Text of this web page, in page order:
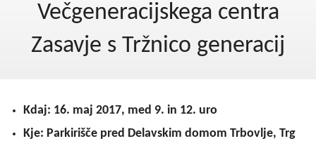
Večgeneracijskega centra
Zasavje s Tržnico generacij
Kdaj: 16. maj 2017, med 9. in 12. uro
Kje: Parkirišče pred Delavskim domom Trbovlje, Trg